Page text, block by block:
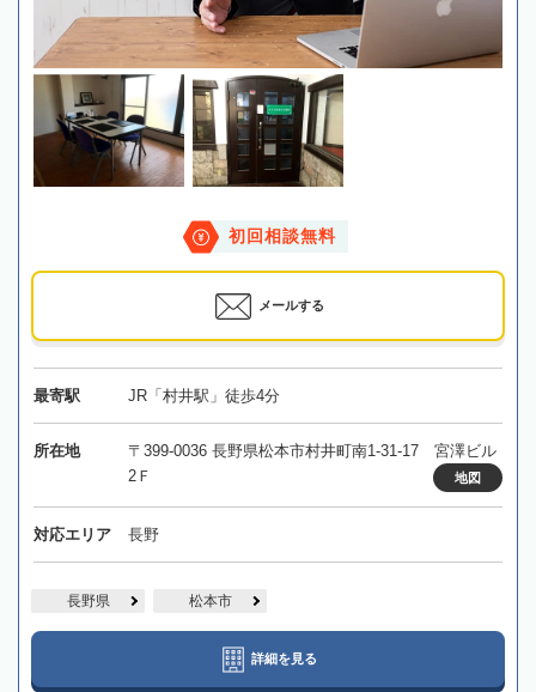
初回相談無料
メールする
最寄駅 JR「村井駅」徒歩4分
所在地
〒399-0036 長野県松本市村井町南1-31-17 宮澤ビル
2Ｆ
地図
対応エリア 長野
長野県 松本市
詳細を見る